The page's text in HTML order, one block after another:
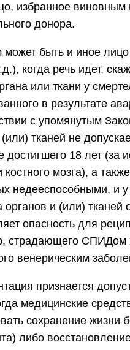
избранное виновным
донора.
может быть и иное лицо
когда речь идет,
или ткани у
в результате
с упомянутым
тканей не
достигшего 18 лет (за
костного мозга), а
недееспособными, и у
органов и (или) тканей
опасность для
страдающего СПИДом
венерическим
признается
медицинские
сохранение жизни
либо